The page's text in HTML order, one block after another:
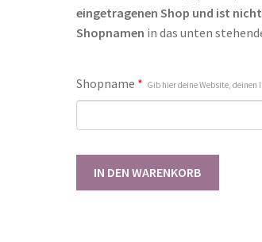
eingetragenen Shop und ist
Shopnamen in das unten
Shopname * Gib hier deine Website, deinen
IN DEN WARENKORB